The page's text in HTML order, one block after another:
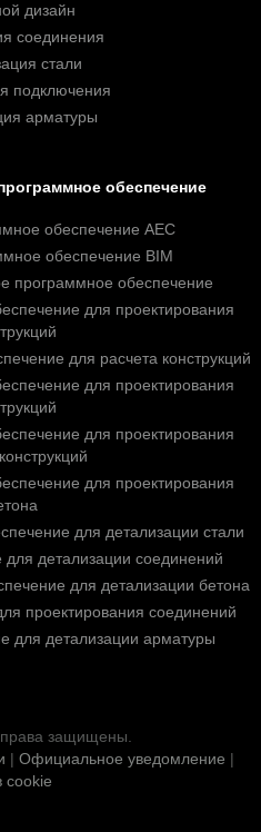
дизайн
соединения
стали
подключения
арматуры
обеспечение
обеспечение AEC
обеспечение BIM
программное обеспечение
для проектирования
для расчета конструкций
для проектирования
для проектирования
для проектирования
для детализации стали
детализации соединений
для детализации бетона
проектирования соединений
для детализации арматуры
защищены.
| Официальное уведомление |
cookie